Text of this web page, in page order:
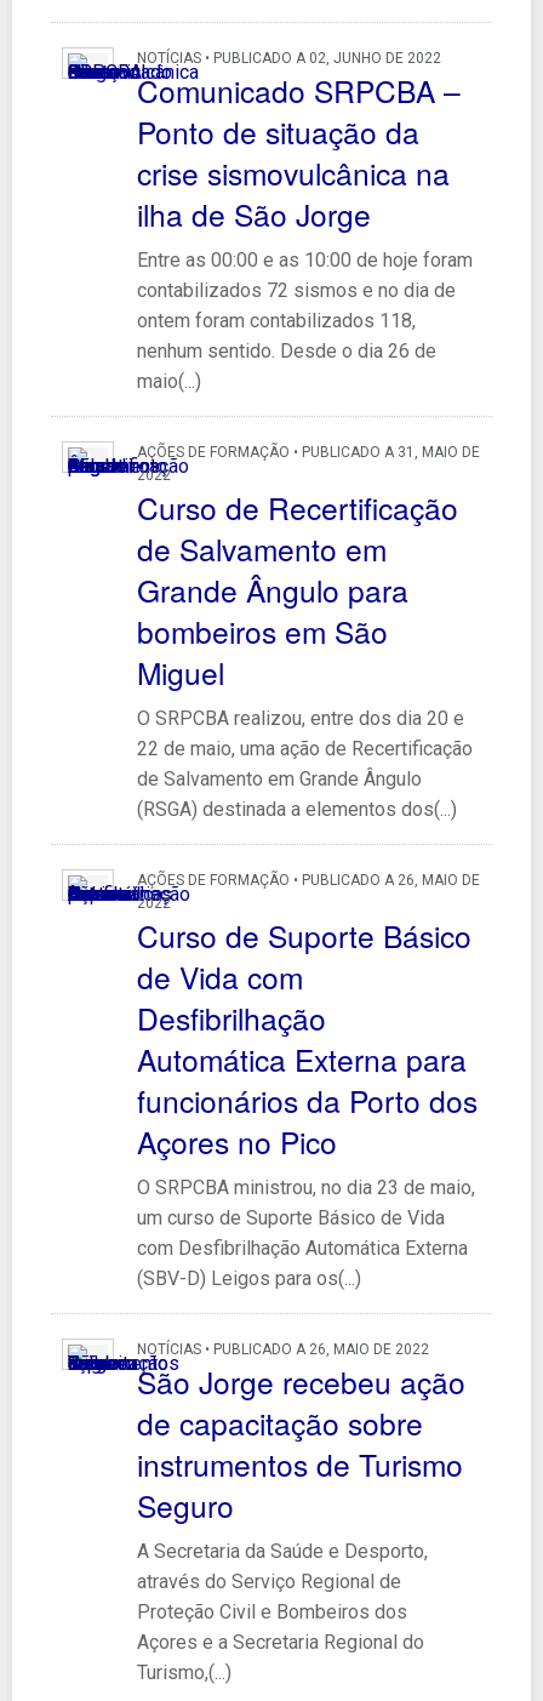
NOTÍCIAS • PUBLICADO A 02, JUNHO DE 2022
Comunicado SRPCBA –
Ponto de situação da
crise sismovulcânica na
ilha de São Jorge
Entre as 00:00 e as 10:00 de hoje foram
contabilizados 72 sismos e no dia de
ontem foram contabilizados 118,
nenhum sentido. Desde o dia 26 de
maio(...)
AÇÕES DE FORMAÇÃO • PUBLICADO A 31, MAIO DE
2022
Curso de Recertificação
de Salvamento em
Grande Ângulo para
bombeiros em São
Miguel
O SRPCBA realizou, entre dos dia 20 e
22 de maio, uma ação de Recertificação
de Salvamento em Grande Ângulo
(RSGA) destinada a elementos dos(...)
AÇÕES DE FORMAÇÃO • PUBLICADO A 26, MAIO DE
2022
Curso de Suporte Básico
de Vida com
Desfibrilhação
Automática Externa para
funcionários da Porto dos
Açores no Pico
O SRPCBA ministrou, no dia 23 de maio,
um curso de Suporte Básico de Vida
com Desfibrilhação Automática Externa
(SBV-D) Leigos para os(...)
NOTÍCIAS • PUBLICADO A 26, MAIO DE 2022
São Jorge recebeu ação
de capacitação sobre
instrumentos de Turismo
Seguro
A Secretaria da Saúde e Desporto,
através do Serviço Regional de
Proteção Civil e Bombeiros dos
Açores e a Secretaria Regional do
Turismo,(...)